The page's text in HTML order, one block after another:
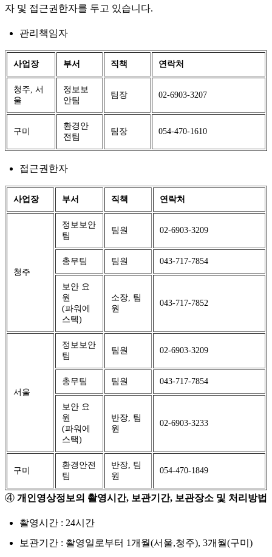
자 및 접근권한자를 두고 있습니다.
관리책임자
사업장 부서 직책 연락처
청주, 서
울
정보보
안팀
팀장 02-6903-3207
구미
환경안
전팀
팀장 054-470-1610
접근권한자
사업장 부서 직책 연락처
청주
정보보안
팀
팀원 02-6903-3209
총무팀 팀원 043-717-7854
보안 요
원
(파워에
스텍)
소장, 팀
원
043-717-7852
서울
정보보안
팀
팀원 02-6903-3209
총무팀 팀원 043-717-7854
보안 요
원
(파워에
스택)
반장, 팀
원
02-6903-3233
구미
환경안전
팀
반장, 팀
원
054-470-1849
④ 개인영상정보의 촬영시간, 보관기간, 보관장소 및 처리방법
촬영시간 : 24시간
보관기간 : 촬영일로부터 1개월(서울,청주), 3개월(구미)